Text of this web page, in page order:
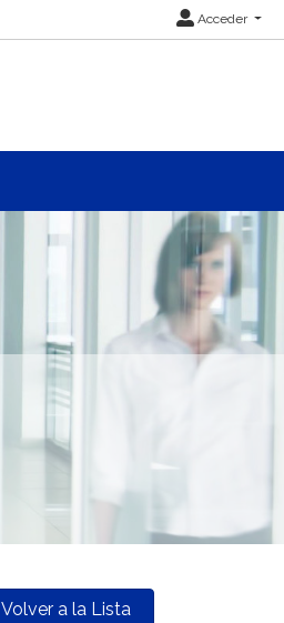
Acceder
Volver a la Lista